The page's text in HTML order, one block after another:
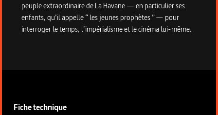
peuple extraordinaire de La Havane — en particulier ses
enfants, qu’il appelle “ les jeunes prophètes ” — pour
interroger le temps, l’impérialisme et le cinéma lui-même.
Fiche technique